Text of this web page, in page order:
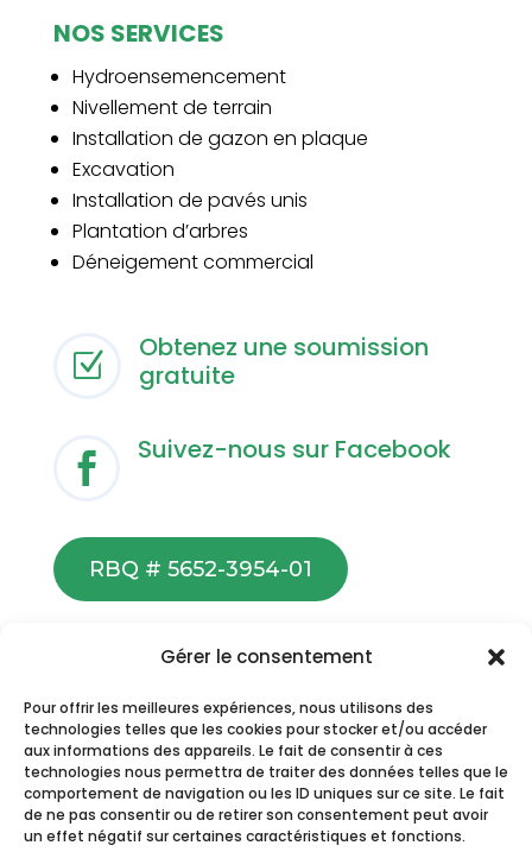
Gérer le consentement
Pour offrir les meilleures expériences, nous utilisons des
technologies telles que les cookies pour stocker et/ou accéder
aux informations des appareils. Le fait de consentir à ces
technologies nous permettra de traiter des données telles que le
comportement de navigation ou les ID uniques sur ce site. Le fait
de ne pas consentir ou de retirer son consentement peut avoir
un effet négatif sur certaines caractéristiques et fonctions.
NOS SERVICES
Hydroensemencement
Nivellement de terrain
Installation de gazon en plaque
Excavation
Installation de pavés unis
Plantation d’arbres
Déneigement commercial
Z
Obtenez une soumission
gratuite

Suivez-nous sur Facebook
RBQ # 5652-3954-01